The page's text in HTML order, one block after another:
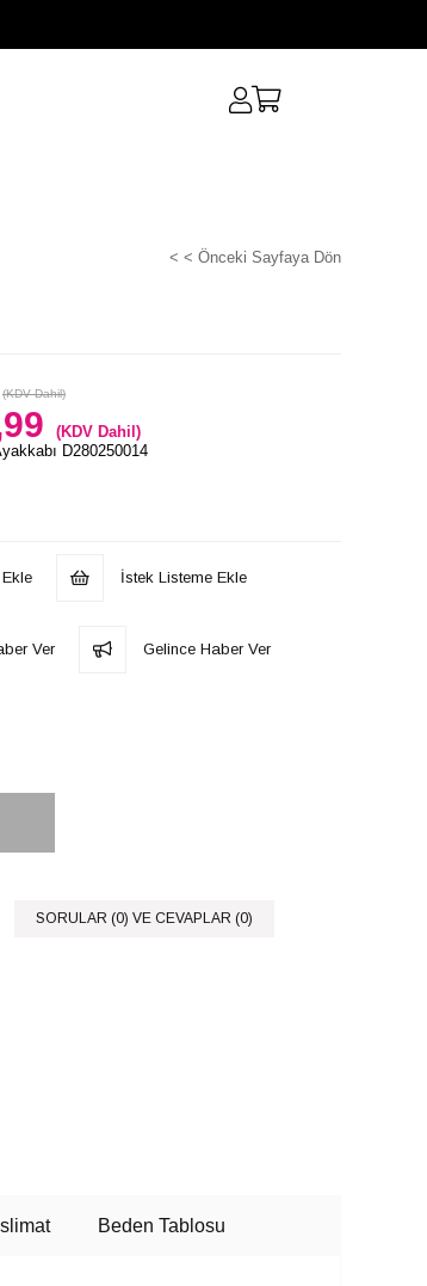
< < Önceki Sayfaya Dön
(KDV Dahil)
(KDV Dahil)
D280250014
İstek Listeme Ekle
Ver Gelince Haber Ver
SORULAR (0) VE CEVAPLAR (0)
Beden Tablosu